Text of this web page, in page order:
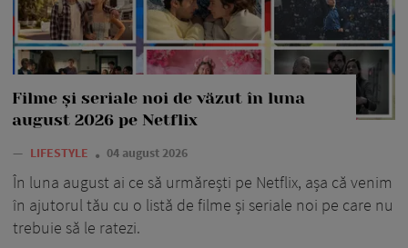
Filme și seriale noi de văzut în luna
august 2026 pe Netflix
— LIFESTYLE 04 august 2026
În luna august ai ce să urmărești pe Netflix, așa că venim
în ajutorul tău cu o listă de filme și seriale noi pe care nu
trebuie să le ratezi.